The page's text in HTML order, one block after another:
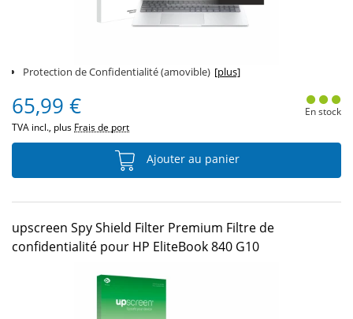
Protection de Confidentialité (amovible) [plus]
65,99 €
TVA incl., plus Frais de port
En stock
Ajouter au panier
upscreen Spy Shield Filter Premium Filtre de
confidentialité pour HP EliteBook 840 G10